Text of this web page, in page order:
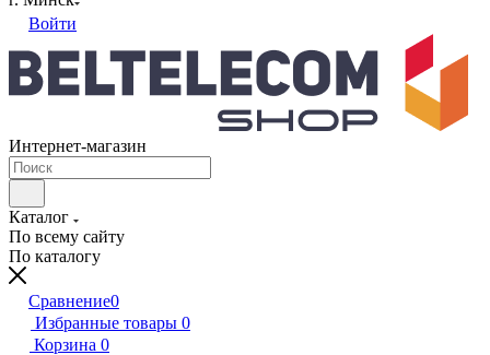
Войти
Интернет-магазин
Каталог
По всему сайту
По каталогу
Сравнение0
Избранные товары 0
Корзина 0